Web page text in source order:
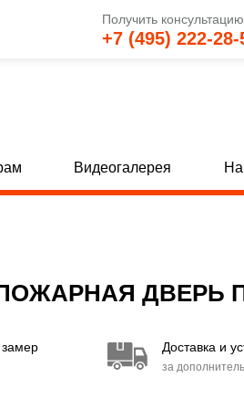
Получить
+7 (495) 222-28-
двери со стеклом
с вентиляцией [49]
Видеогалерея
ДВЕРЬ
Доставка и
за